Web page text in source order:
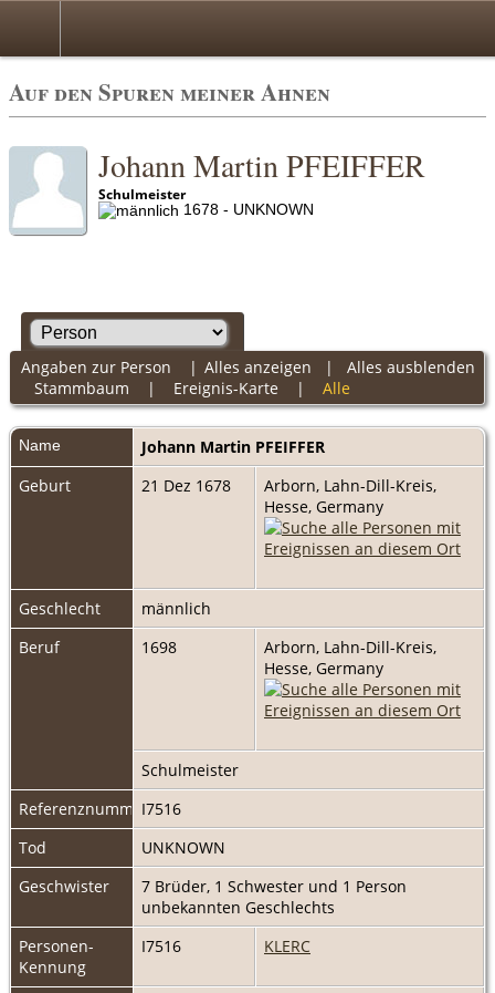
Auf den Spuren meiner Ahnen
Johann Martin PFEIFFER
Schulmeister
1678 - UNKNOWN
Alles anzeigen | Alles ausblenden
Angaben zur Person |
Stammbaum | Ereignis-Karte | Alle
Name Johann Martin PFEIFFER
Geburt
21 Dez 1678
Arborn, Lahn-Dill-Kreis,
Hesse, Germany
Geschlecht
männlich
Beruf
1698
Arborn, Lahn-Dill-Kreis,
Hesse, Germany
Schulmeister
ReferenznummerI7516
Tod
UNKNOWN
Geschwister
7 Brüder, 1 Schwester und 1 Person
unbekannten Geschlechts
Personen-
Kennung
I7516 KLERC